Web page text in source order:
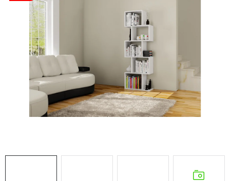
SPÁĽŇA
PREDSIENE
PRACOVŇA / KANCELÁRIA
KÚPEĽŇA
DETSKÉ A ŠTUDENTSKÉ